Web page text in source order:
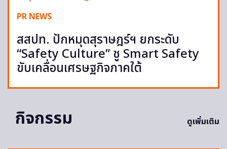
PR NEWS
สสปท. ปักหมุดสุราษฎร์ฯ ยกระดับ
“Safety Culture” ชู Smart Safety
ขับเคลื่อนเศรษฐกิจภาคใต้
กิจกรรม ดูเพิ่มเติม